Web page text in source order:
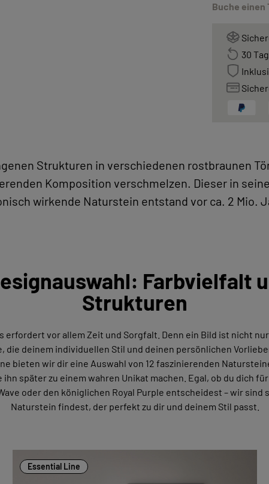
Buche einen
30
Strukturen in verschiedenen rostbraunen
Komposition verschmelzen. Dieser in
wirkende Naturstein entstand vor ca. 2 Mio.
Farbvielfalt
Strukturen
erfordert vor allem Zeit und Sorgfalt. Denn ein Bild ist nicht
die deinem individuellen Stil und deinen persönlichen
bieten wir dir eine Auswahl von 12 faszinierenden
später zu einem wahren Unikat machen. Egal, ob du dich
oder den königlichen Royal Purple entscheidest – wir sind
Naturstein findest, der perfekt zu dir und deinem Stil passt.
Essential Line